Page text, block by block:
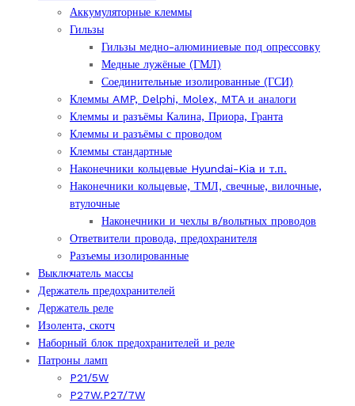
Аккумуляторные клеммы
Гильзы
Гильзы медно-алюминиевые под опрессовку
Медные лужёные (ГМЛ)
Соединительные изолированные (ГСИ)
Клеммы AMP, Delphi, Molex, MTA и аналоги
Клеммы и разъёмы Калина, Приора, Гранта
Клеммы и разъёмы с проводом
Клеммы стандартные
Наконечники кольцевые Hyundai-Kia и т.п.
Наконечники кольцевые, ТМЛ, свечные, вилочные,
втулочные
Наконечники и чехлы в/вольтных проводов
Ответвители провода, предохранителя
Разъемы изолированные
Выключатель массы
Держатель предохранителей
Держатель реле
Изолента, скотч
Наборный блок предохранителей и реле
Патроны ламп
P21/5W
P27W.P27/7W